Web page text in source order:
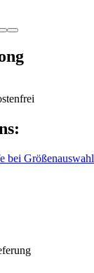
bei Größenauswahl